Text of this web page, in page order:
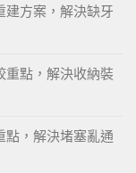
建方案，解決缺牙
重點，解決收納裝
點，解決堵塞亂通